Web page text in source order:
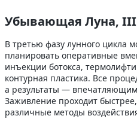
Убывающая Луна,
В третью фазу лунного цикла
планировать оперативные
инъекции ботокса,
контурная пластика. Все
а результаты —
Заживление проходит
различные методы